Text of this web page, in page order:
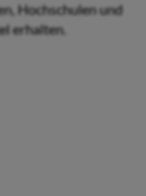
Hochschulen und
erhalten.